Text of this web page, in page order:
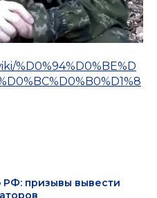
%D0%94%D0%BE%D
РФ: призывы вывести